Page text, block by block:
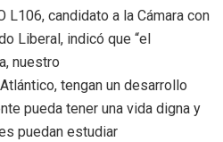
L106, candidato a la Cámara con
Liberal, indicó que “el
nuestro
tengan un desarrollo
pueda tener una vida digna y
puedan estudiar